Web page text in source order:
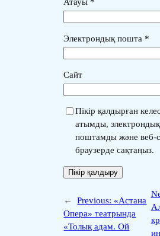
Атауы *
Электрондық пошта *
Сайт
Пікір қалдырған
атымды, электрондық
поштамды және веб-
браузерде сақтаңыз.
← Previous: «Астана
Опера» театрында
«Толық адам. Ой